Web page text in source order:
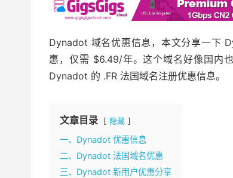
Dynadot 域名优惠信息，本文分享一下
惠，仅需 $6.49/年。这个域名好像国内
Dynadot 的 .FR 法国域名注册优惠信息。
文章目录 隐藏
一、Dynadot 优惠信息
二、Dynadot 法国域名优惠
三、Dynadot 新用户优惠分享